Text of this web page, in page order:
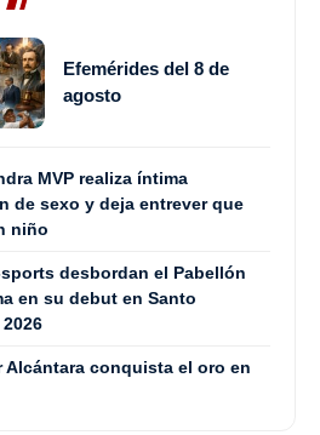
Efemérides del 8 de
agosto
MVP realiza íntima
de sexo y deja entrever que
niño
desbordan el Pabellón
en su debut en Santo
Alcántara conquista el oro en